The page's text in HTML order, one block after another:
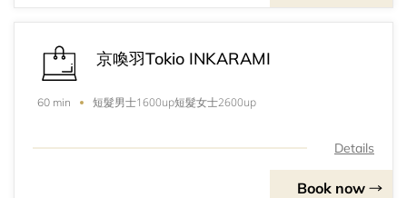
京喚羽Tokio INKARAMI
60 min 短髮男士1600up短髮女士2600up
Details
Book now